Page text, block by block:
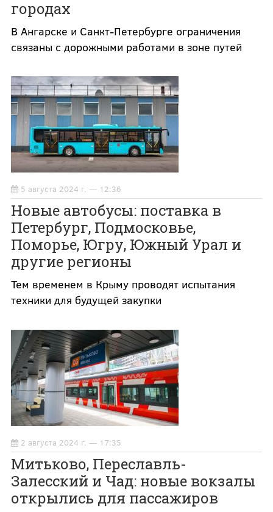
городах
В Ангарске и Санкт-Петербурге ограничения
связаны с дорожными работами в зоне путей
5 августа 2024 г. — 12:36
Новые автобусы: поставка в
Петербург, Подмосковье,
Поморье, Югру, Южный Урал и
другие регионы
Тем временем в Крыму проводят испытания
техники для будущей закупки
2 августа 2024 г. — 17:35
Митьково, Переславль-
Залесский и Чад: новые вокзалы
открылись для пассажиров